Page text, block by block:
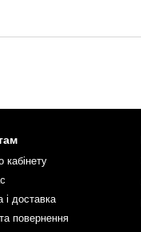
кабінету
і доставка
повернення